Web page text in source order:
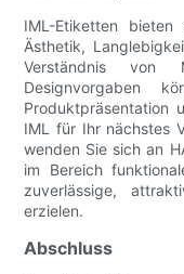
IML-Etiketten bieten
Ästhetik,
Verständnis von
Designvorgaben
Produktpräsentation
IML für Ihr nächstes
wenden Sie sich an
im Bereich
zuverlässige,
erzielen.
Abschluss